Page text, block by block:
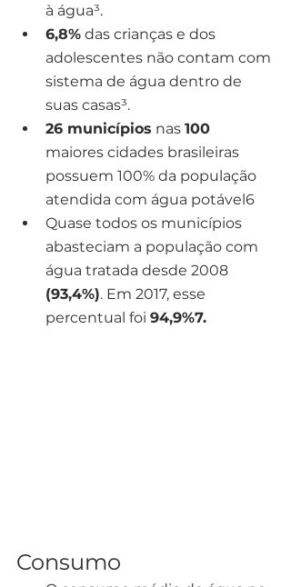
à água³.
6,8% das crianças e dos
adolescentes não contam com
sistema de água dentro de
suas casas³.
26 municípios nas 100
maiores cidades brasileiras
possuem 100% da população
atendida com água potável6
Quase todos os municípios
abasteciam a população com
água tratada desde 2008
(93,4%). Em 2017, esse
percentual foi 94,9%7.
Consumo